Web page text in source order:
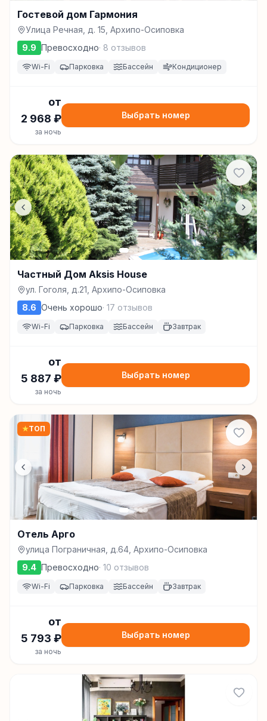
Гостевой дом Гармония
Улица Речная, д. 15, Архипо-Осиповка
9.9 Превосходно· 8 отзывов
Wi-Fi Парковка Бассейн Кондиционер
от
2 968 ₽
за ночь
Выбрать номер
Частный Дом Aksis House
ул. Гоголя, д.21, Архипо-Осиповка
8.6 Очень хорошо· 17 отзывов
Wi-Fi Парковка Бассейн Завтрак
от
5 887 ₽
за ночь
Выбрать номер
★ТОП
Отель Арго
улица Пограничная, д.64, Архипо-Осиповка
9.4 Превосходно· 10 отзывов
Wi-Fi Парковка Бассейн Завтрак
от
5 793 ₽
за ночь
Выбрать номер